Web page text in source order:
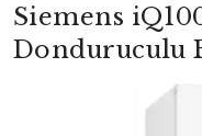
Siemens
Donduruculu